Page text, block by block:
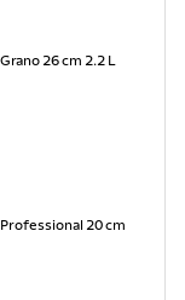
26 cm 2.2 L
20 cm